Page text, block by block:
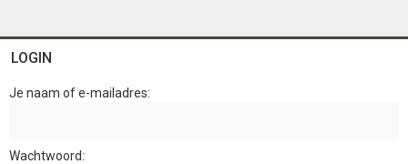
LOGIN
Je naam of e-mailadres
Wachtwoord